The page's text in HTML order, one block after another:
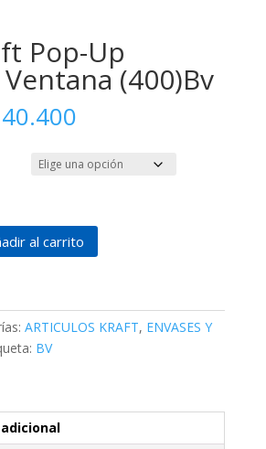
Pop-Up
(400)Bv
Rango
precios:
desde
hasta
$140.400
al carrito
ARTICULOS KRAFT, ENVASES Y
BV